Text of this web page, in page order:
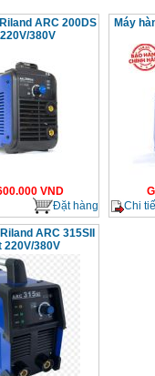
ARC 200DS
220V/380V
VND
Đặt hàng
Máy
Chi
ARC 315SII
220V/380V